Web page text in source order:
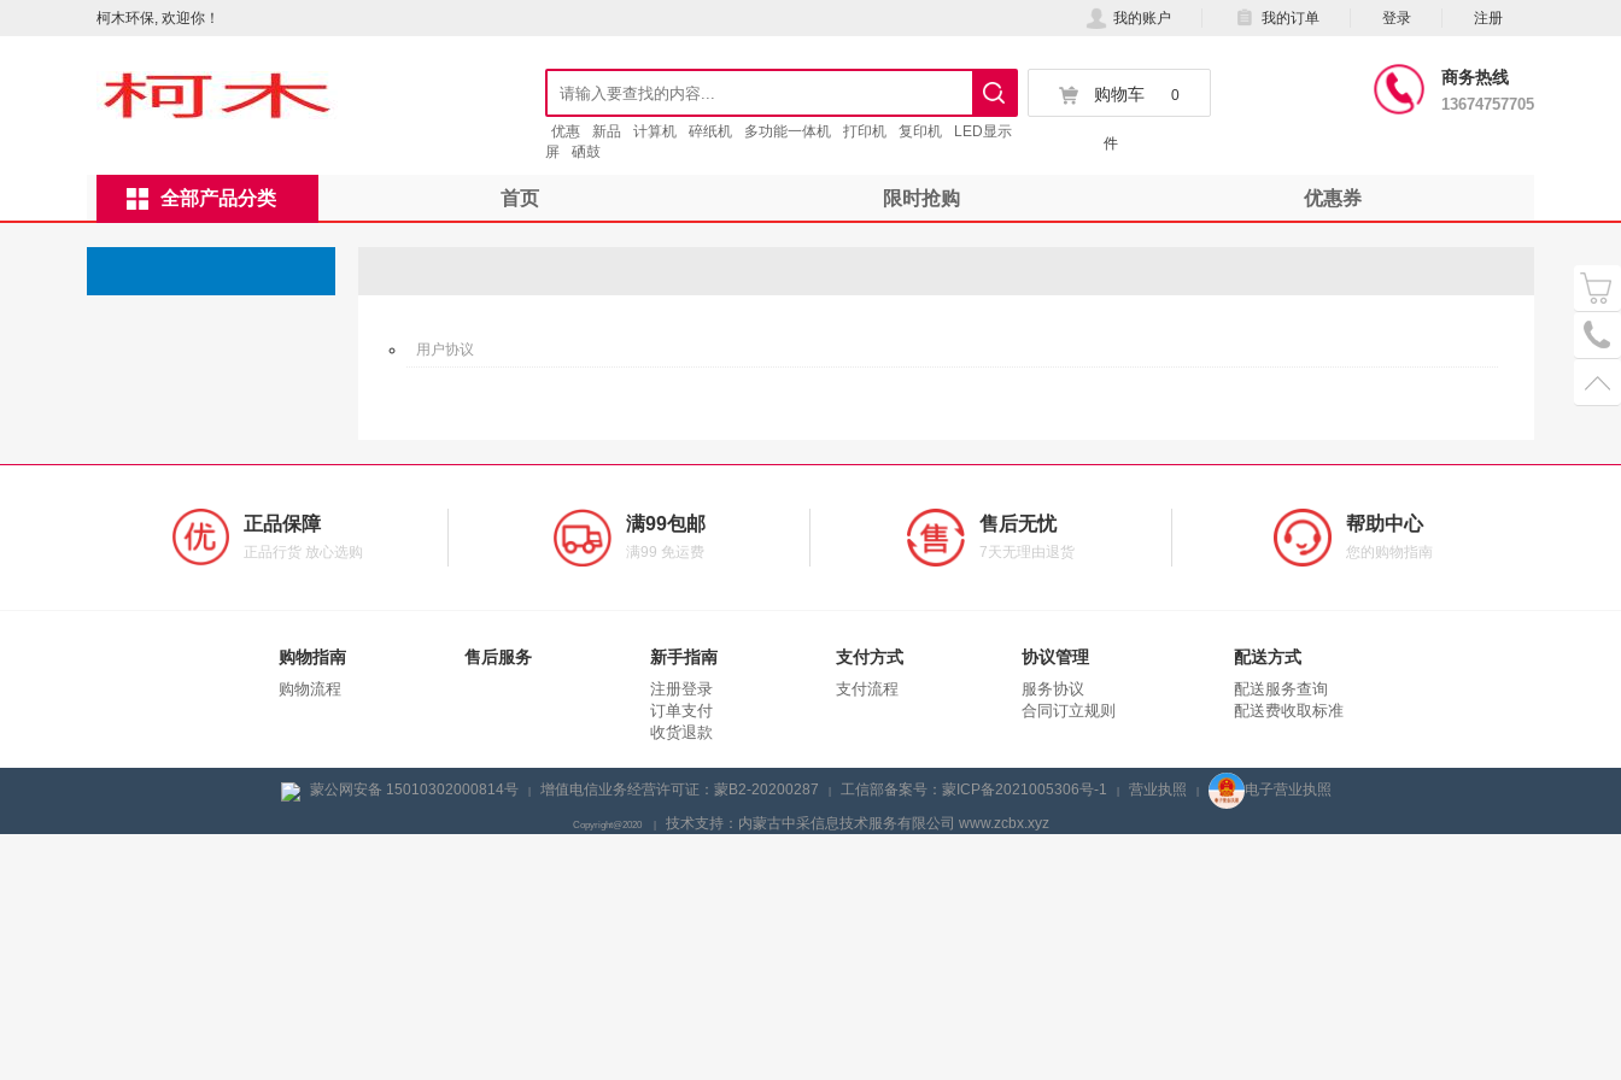
柯木环保, 欢迎你！ 我的账户 我的订单 登录 注册
购物车 0
件
优惠 新品 计算机 碎纸机 多功能一体机 打印机 复印机
LED显示
屏
硒鼓
商务热线
13674757705
全部产品分类 首页 限时抢购 优惠券
用户协议
正品保障
正品行货 放心选购
满99包邮
满99 免运费
售后无忧
7天无理由退货
帮助中心
您的购物指南
购物指南
购物流程
售后服务 新手指南
注册登录
订单支付
收货退款
支付方式
支付流程
协议管理
服务协议
合同订立规则
配送方式
配送服务查询
配送费收取标准
蒙公网安备 15010302000814号 | 增值电信业务经营许可证：蒙B2-20200287 | 工信部备案号：蒙ICP备2021005306号-1 | 营业执照 | 电子营业执照
Copyright@2020 | 技术支持：内蒙古中采信息技术服务有限公司 www.zcbx.xyz